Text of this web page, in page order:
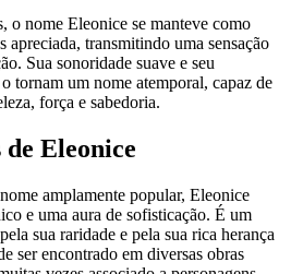
o nome Eleonice se manteve como
apreciada, transmitindo uma sensação
Sua sonoridade suave e seu
tornam um nome atemporal, capaz de
força e sabedoria.
de Eleonice
amplamente popular, Eleonice
e uma aura de sofisticação. É um
sua raridade e pela sua rica herança
ser encontrado em diversas obras